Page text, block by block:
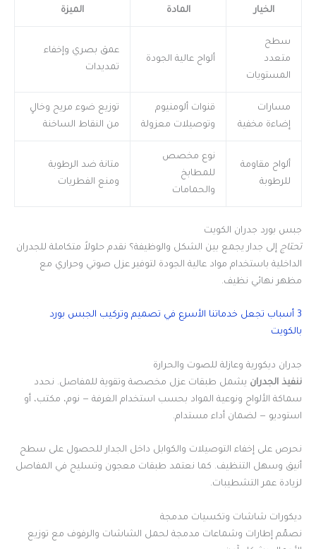
الخيار المادة الميزة
سطح
متعدد
المستويات
ألواح عالية الجودة
عمق بصري وإخفاء
تمديدات
مسارات
إضاءة مخفية
قنوات ألومنيوم
وتوصيلات معزولة
توزيع ضوء مريح وخالٍ
من النقاط الساخنة
ألواح مقاومة
للرطوبة
نوع مخصص
للمطابخ
والحمامات
متانة ضد الرطوبة
ومنع الفطريات
جبس بورد جدران الكويت
تحتاج إلى جدار يجمع بين الشكل والوظيفة؟ نقدم حلولاً متكاملة للجدران
الداخلية باستخدام مواد عالية الجودة لتوفير عزل صوتي وحراري مع
مظهر نهائي نظيف.
3 أسباب تجعل خدماتنا الأسرع في تصميم وتركيب الجبس بورد
بالكويت
جدران ديكورية وعازلة للصوت والحرارة
ننفيذ الجدران يشمل طبقات عزل مخصصة وتقوية للمفاصل. نحدد
سماكة الألواح ونوعية المواد بحسب استخدام الغرفة — نوم، مكتب، أو
استوديو — لضمان أداء مستدام.
نحرص على إخفاء التوصيلات والكوابل داخل الجدار للحصول على سطح
أنيق وسهل التنظيف. كما نعتمد طبقات معجون وتسليح في المفاصل
لزيادة عمر التشطيبات.
ديكورات شاشات وتكسيات مدمجة
نصمّم إطارات وشماعات مدمجة لحمل الشاشات والرفوف مع توزيع